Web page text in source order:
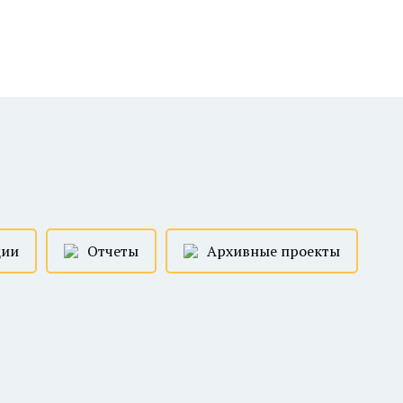
Отчеты Архивные проекты